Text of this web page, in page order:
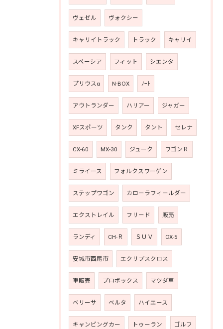
ヴェゼル ヴォクシー
キャリイトラック トラック キャリイ
スペーシア フィット シエンタ
プリウスα N-BOX ﾉｰﾄ
アウトランダー ハリアー ジャガー
XFスポーツ タンク タント セレナ
CX-60 MX-30 ジューク ワゴンＲ
ミライース フォルクスワーゲン
ステップワゴン カローラフィールダー
エクストレイル フリード 販売
ランディ CH-Ｒ ＳＵＶ CX-5
安城市西尾市 エクリプスクロス
車販売 プロボックス マツダ車
ベリーサ ベルタ ハイエース
キャンピングカー トゥーラン ゴルフ